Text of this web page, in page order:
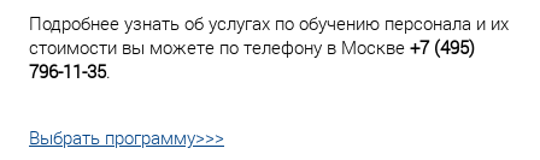
Подробнее узнать об услугах по обучению персонала и их
стоимости вы можете по телефону в Москве +7 (495)
796-11-35.
Выбрать программу>>>